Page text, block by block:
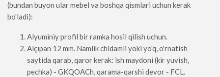
(bundan buyon ular mebel va boshqa qismlari uchun kerak
bo'ladi):
Alyuminiy profil bir ramka hosil qilish uchun.
Alçıpan 12 mm. Namlik chidamli yoki yo'q, o'rnatish
saytida qarab, qaror kerak: ish maydoni (kir yuvish,
pechka) - GKQOACh, qarama-qarshi devor - FCL.